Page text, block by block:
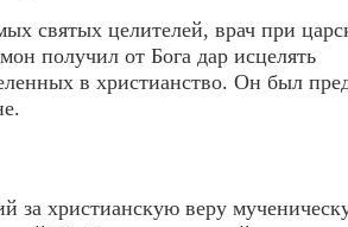
святых целителей, врач при
получил от Бога дар исцелять
в христианство. Он был
за христианскую веру